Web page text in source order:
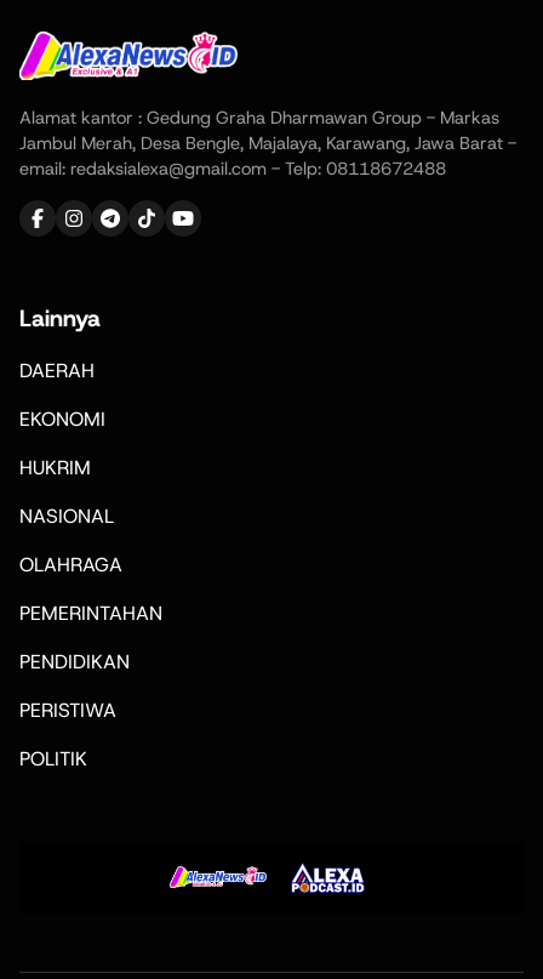
Alamat kantor : Gedung Graha Dharmawan Group - Markas
Jambul Merah, Desa Bengle, Majalaya, Karawang, Jawa Barat -
email: redaksialexa@gmail.com - Telp: 08118672488
Lainnya
DAERAH
EKONOMI
HUKRIM
NASIONAL
OLAHRAGA
PEMERINTAHAN
PENDIDIKAN
PERISTIWA
POLITIK